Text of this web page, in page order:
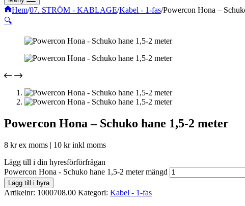
Hem/07. STRÖM - KABLAGE/Kabel - 1-fas/Powercon Hona –
🔍
Powercon Hona – Schuko hane 1,5-2 meter
8 krex moms | 10 krinkl moms
Lägg till i din hyresförförfrågan
Powercon Hona - Schuko hane 1,5-2 meter mängd
Lägg till i hyra
Artikelnr: 1000708.00 Kategori: Kabel - 1-fas